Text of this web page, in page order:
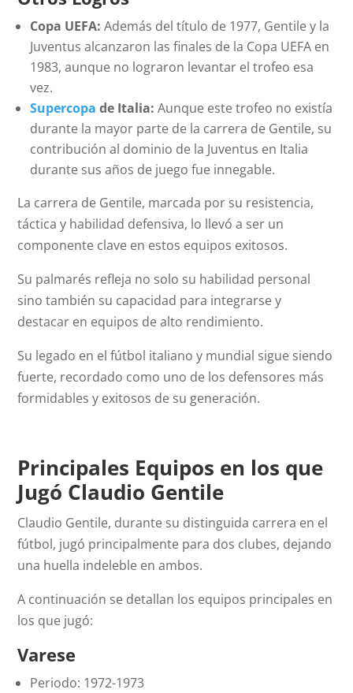
Copa UEFA: Además del título de 1977, Gentile y la
Juventus alcanzaron las finales de la Copa UEFA en
1983, aunque no lograron levantar el trofeo esa
vez.
Supercopa de Italia: Aunque este trofeo no existía
durante la mayor parte de la carrera de Gentile, su
contribución al dominio de la Juventus en Italia
durante sus años de juego fue innegable.
La carrera de Gentile, marcada por su resistencia,
táctica y habilidad defensiva, lo llevó a ser un
componente clave en estos equipos exitosos.
Su palmarés refleja no solo su habilidad personal
sino también su capacidad para integrarse y
destacar en equipos de alto rendimiento.
Su legado en el fútbol italiano y mundial sigue siendo
fuerte, recordado como uno de los defensores más
formidables y exitosos de su generación.
Principales Equipos en los que
Jugó Claudio Gentile
Claudio Gentile, durante su distinguida carrera en el
fútbol, jugó principalmente para dos clubes, dejando
una huella indeleble en ambos.
A continuación se detallan los equipos principales en
los que jugó:
Varese
Periodo: 1972-1973